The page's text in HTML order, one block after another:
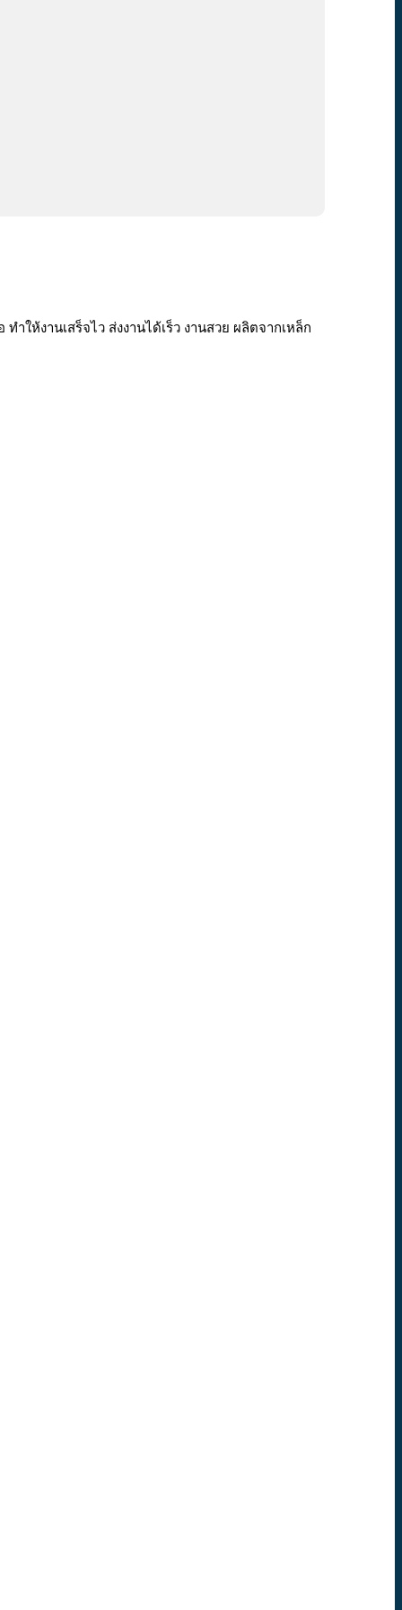
ให้งานเสร็จไว ส่งงานได้เร็ว งานสวย ผลิตจากเหล็ก